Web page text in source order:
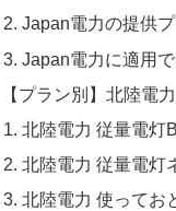
Japan電力の提供
Japan電力に適用
【プラン別】北陸電
北陸電力 従量電灯
北陸電力 従量電灯
北陸電力 使ってお